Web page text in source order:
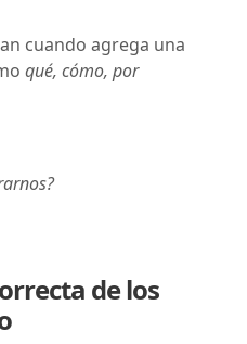
cuando agrega una
qué, cómo, por
de los